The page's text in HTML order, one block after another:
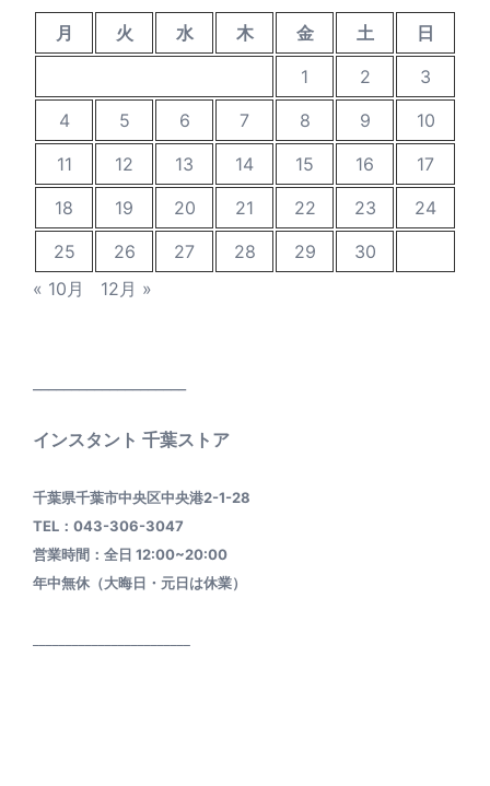
月 火 水 木 金 土
日
1
2
3
4
5 6 7 8 9
10
11
12 13 14 15 16
17
18
19 20 21 22 23
24
25
26 27 28 29
30
« 10月
12月 »
インスタント 千葉ストア
千葉県千葉市中央区中央港2-1-28
TEL：043-306-3047
営業時間：全日 12:00~20:00
年中無休（大晦日・元日は休業）